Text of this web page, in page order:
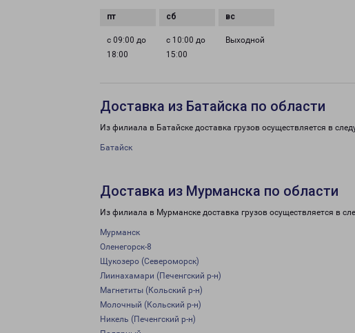
с 09:00 до
18:00
с 10:00 до
15:00
Выходной
Доставка из Батайска по области
Из филиала в Батайске доставка грузов осуществляется в
Батайск
Доставка из Мурманска по области
Из филиала в Мурманске доставка грузов осуществляется в
Мурманск
Оленегорск-8
Щукозеро (Североморск)
Лиинахамари (Печенгский р-н)
Магнетиты (Кольский р-н)
Молочный (Кольский р-н)
Никель (Печенгский р-н)